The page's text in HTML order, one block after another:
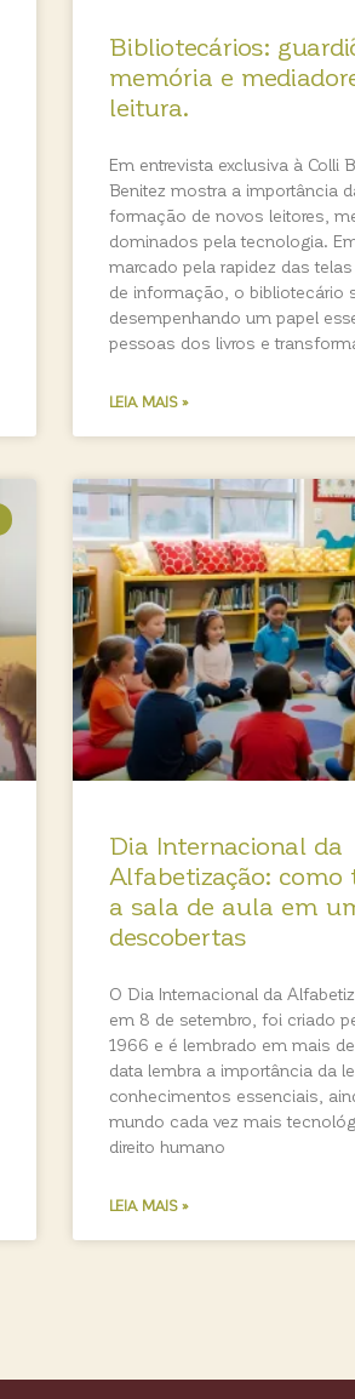
Bibliotecários:
memória e
leitura.
Em entrevista exclusiva à Colli
Benitez mostra a importância
formação de novos leitores,
dominados pela tecnologia.
marcado pela rapidez das
de informação, o bibliotecário
desempenhando um papel
pessoas dos livros e
LEIA MAIS »
Dia Internacional da
Alfabetização:
a sala de aula em
descobertas
O Dia Internacional da
em 8 de setembro, foi criado
1966 e é lembrado em mais
data lembra a importância da
conhecimentos essenciais,
mundo cada vez mais
direito humano
LEIA MAIS »